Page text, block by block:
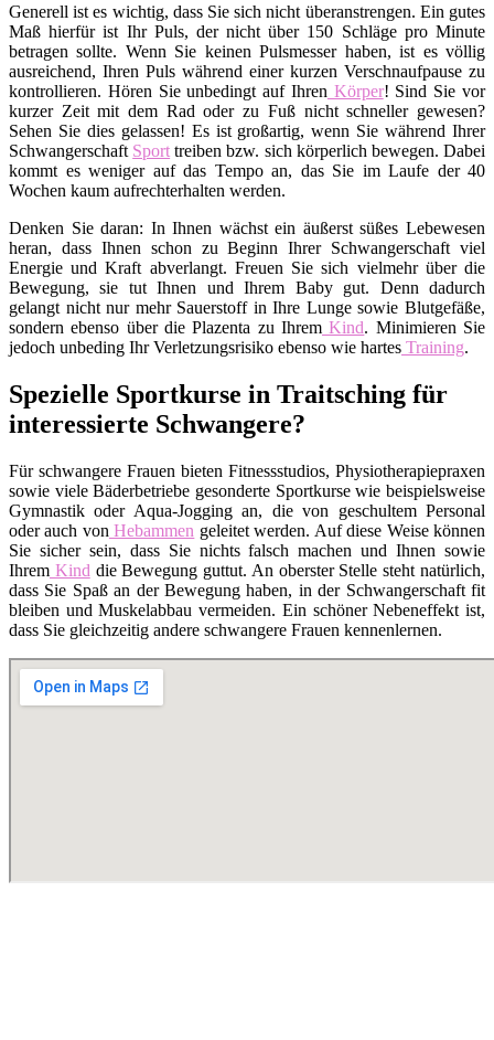
Generell ist es wichtig, dass Sie sich nicht überanstrengen. Ein gutes
Maß hierfür ist Ihr Puls, der nicht über 150 Schläge pro Minute
betragen sollte. Wenn Sie keinen Pulsmesser haben, ist es völlig
ausreichend, Ihren Puls während einer kurzen Verschnaufpause zu
kontrollieren. Hören Sie unbedingt auf Ihren Körper! Sind Sie vor
kurzer Zeit mit dem Rad oder zu Fuß nicht schneller gewesen?
Sehen Sie dies gelassen! Es ist großartig, wenn Sie während Ihrer
Schwangerschaft Sport treiben bzw. sich körperlich bewegen. Dabei
kommt es weniger auf das Tempo an, das Sie im Laufe der 40
Wochen kaum aufrechterhalten werden.
Denken Sie daran: In Ihnen wächst ein äußerst süßes Lebewesen
heran, dass Ihnen schon zu Beginn Ihrer Schwangerschaft viel
Energie und Kraft abverlangt. Freuen Sie sich vielmehr über die
Bewegung, sie tut Ihnen und Ihrem Baby gut. Denn dadurch
gelangt nicht nur mehr Sauerstoff in Ihre Lunge sowie Blutgefäße,
sondern ebenso über die Plazenta zu Ihrem Kind. Minimieren Sie
jedoch unbeding Ihr Verletzungsrisiko ebenso wie hartes Training.
Spezielle Sportkurse in Traitsching für
interessierte Schwangere?
Für schwangere Frauen bieten Fitnessstudios, Physiotherapiepraxen
sowie viele Bäderbetriebe gesonderte Sportkurse wie beispielsweise
Gymnastik oder Aqua-Jogging an, die von geschultem Personal
oder auch von Hebammen geleitet werden. Auf diese Weise können
Sie sicher sein, dass Sie nichts falsch machen und Ihnen sowie
Ihrem Kind die Bewegung guttut. An oberster Stelle steht natürlich,
dass Sie Spaß an der Bewegung haben, in der Schwangerschaft fit
bleiben und Muskelabbau vermeiden. Ein schöner Nebeneffekt ist,
dass Sie gleichzeitig andere schwangere Frauen kennenlernen.